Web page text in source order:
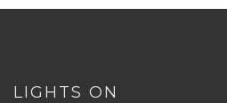
LIGHTS ON